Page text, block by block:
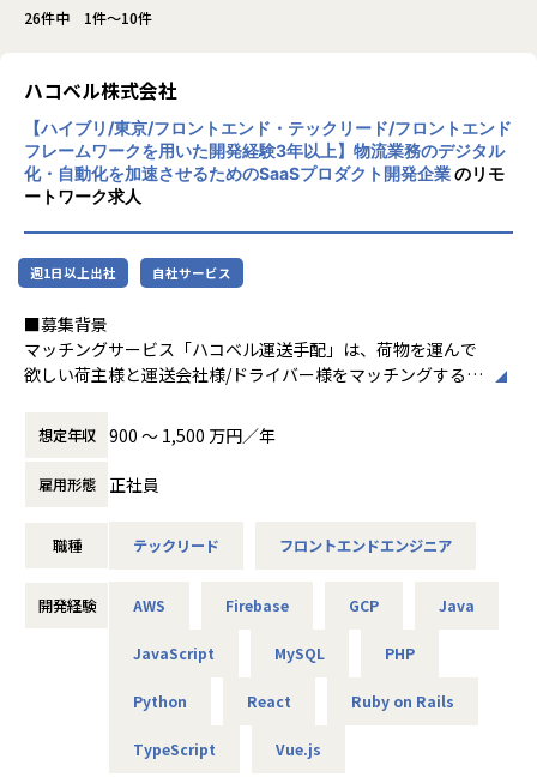
26件中 1件～10件
ハコベル株式会社
【ハイブリ/東京/フロントエンド・テックリード/フロントエンド
フレームワークを用いた開発経験3年以上】物流業務のデジタル
化・自動化を加速させるためのSaaSプロダクト開発企業のリモ
ートワーク求人
週1日以上出社 自社サービス
■募集背景
マッチングサービス「ハコベル運送手配」は、荷物を運んで
欲しい荷主様と運送会社様/ドライバー様をマッチングするサ
す。軽貨物・一般貨物の両領域をカバーしており、プロダク
トを通して多重下請構造の是正を実現することを目指してい
ます。
現在は、コアユーザ向けの機能開発と、長期的にデリバリー
あります。ドメインの複雑さに向き合いながら、設計・実
「ハコベル運送手配」（軽貨物・一般貨物）のフロントエン
実装までをリードしていただきます。
テムリプレイスプロジェクトが進行中で、React.js + TypeSc
想定年収 900 〜 1,500 万円／年
雇用形態 正社員
職種 テックリード フロントエンドエンジニア
開発経験 AWS Firebase GCP Java
JavaScript MySQL PHP
Python React Ruby on Rails
TypeScript Vue.js